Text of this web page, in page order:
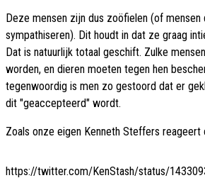
Deze mensen zijn dus zoöfielen (of
sympathiseren). Dit houdt in dat ze graag
Dat is natuurlijk totaal geschift. Zulke
worden, en dieren moeten tegen hen
tegenwoordig is men zo gestoord dat er
dit "geaccepteerd" wordt.
Zoals onze eigen Kenneth Steffers reageert
https://twitter.com/KenStash/status/